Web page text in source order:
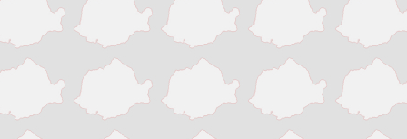
Vaslui
Victoria
Zalau